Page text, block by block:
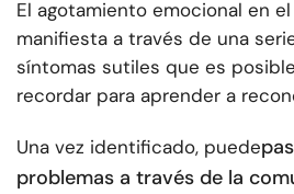
El agotamiento emocional en
manifiesta a través de una
síntomas sutiles que es
recordar para aprender a
Una vez identificado, puede
problemas a través de la